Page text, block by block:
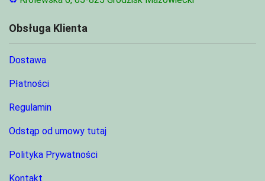
Obsługa Klienta
Dostawa
Płatności
Regulamin
Odstąp od umowy tutaj
Polityka Prywatności
Kontakt